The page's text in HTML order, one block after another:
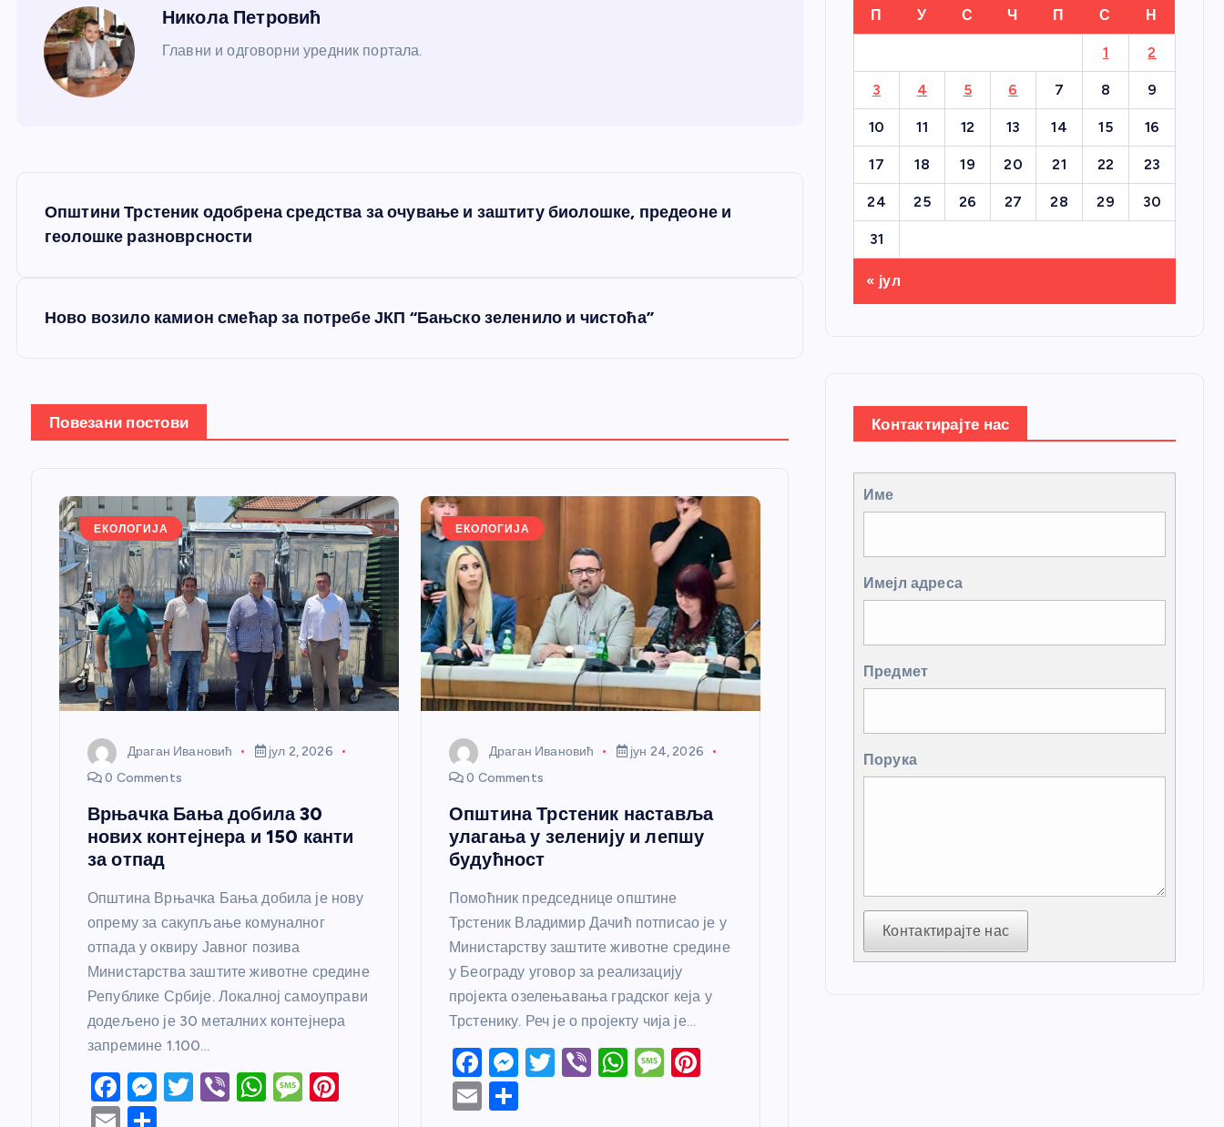
Никола Петровић
Главни и одговорни уредник портала.
а
њ
Општини Трстеник одобрена средства за очување и заштиту биолошке, предеоне и
геолошке разноврсности
Ново возило камион смећар за потребе ЈКП “Бањско зеленило и чистоћа”
Повезани постови
ЕКОЛОГИЈА
Драган Ивановић
јул 2, 2026
0 Comments
Врњачка Бања добила 30
нових контејнера и 150 канти
за отпад
Општина Врњачка Бања добила је нову
опрему за сакупљање комуналног
отпада у оквиру Јавног позива
Министарства заштите животне средине
Републике Србије. Локалној самоуправи
додељено је 30 металних контејнера
запремине 1.100…
F
a
M T
Vi W M
ЕКОЛОГИЈА
Драган Ивановић
јун 24, 2026
0 Comments
Општина Трстеник наставља
улагања у зеленију и лепшу
будућност
Помоћник председнице општине
Трстеник Владимир Дачић потписао је у
Министарству заштите животне средине
у Београду уговор за реализацију
пројекта озелењавања градског кеја у
Трстенику. Реч је о пројекту чија је…
F
a
M T
Vi W M
E
П У С Ч П С Н
1 2
3 4 5 6 7 8 9
10 11 12 13 14 15 16
17 18 19 20 21 22 23
24 25 26 27 28 29 30
31
« јул
Контактирајте нас
Име
Имејл адреса
Предмет
Порука
Контактирајте нас